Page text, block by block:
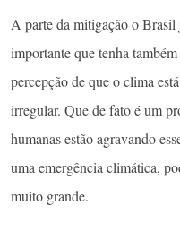
A parte da mitigação o
importante que tenha
percepção de que o clima
irregular. Que de fato é um
humanas estão agravando
uma emergência climática,
muito grande.